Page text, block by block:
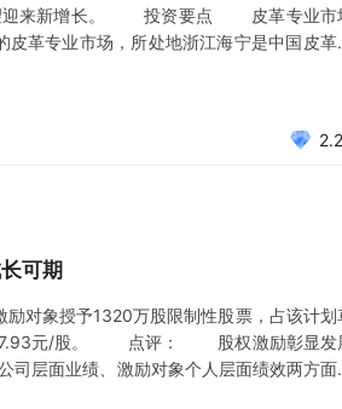
望迎来新增长。 投资要点 皮革专业市
革专业市场，所处地浙江海宁是中国皮革
可期
对象授予1320万股限制性股票，占该计划
为17.93元/股。 点评： 股权激励彰显发
司层面业绩、激励对象个人层面绩效两方面